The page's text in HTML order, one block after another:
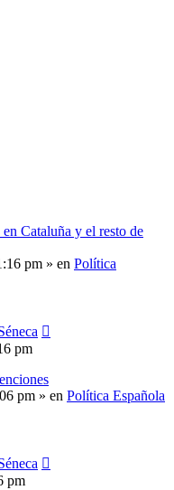
Cataluña y el resto de
pm » en Política
pm
pm » en Política Española
pm